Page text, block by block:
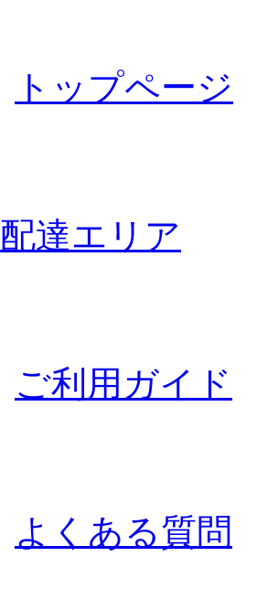
トップページ
配達エリア
ご利用ガイド
よくある質問